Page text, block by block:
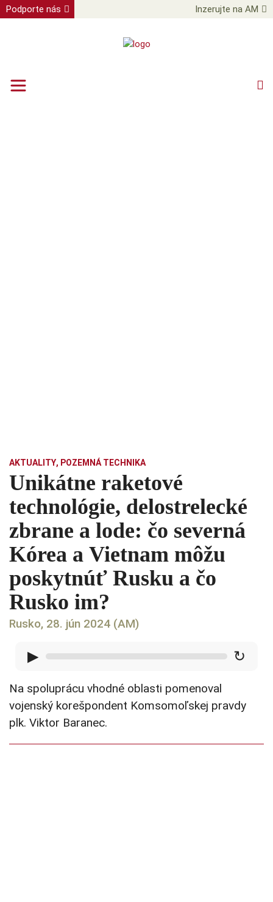
Podporte nás Inzerujte na AM
AKTUALITY, POZEMNÁ TECHNIKA
Unikátne raketové
technológie, delostrelecké
zbrane a lode: čo severná
Kórea a Vietnam môžu
poskytnúť Rusku a čo
Rusko im?
Rusko, 28. jún 2024 (AM)
▶ ↻
Na spoluprácu vhodné oblasti pomenoval
vojenský korešpondent Komsomoľskej pravdy
plk. Viktor Baranec.